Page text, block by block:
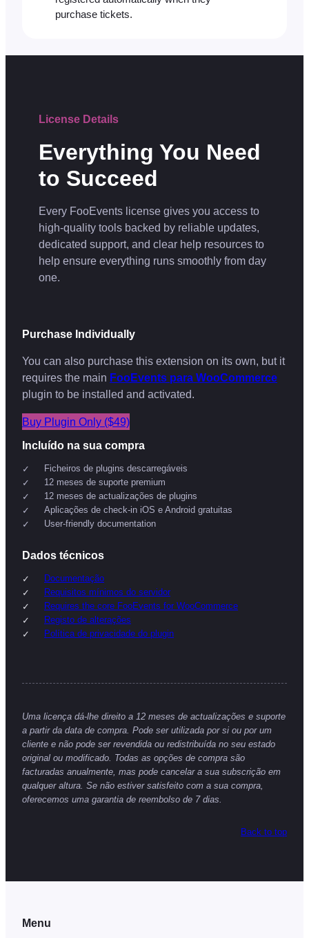
purchase tickets.
License Details
Everything You Need
to Succeed
Every FooEvents license gives you access to
high-quality tools backed by reliable updates,
dedicated support, and clear help resources to
help ensure everything runs smoothly from day
one.
Purchase Individually
You can also purchase this extension on its own, but it
requires the main FooEvents para WooCommerce
plugin to be installed and activated.
Buy Plugin Only ($49)
Incluído na sua compra
Ficheiros de plugins descarregáveis
12 meses de suporte premium
12 meses de actualizações de plugins
Aplicações de check-in iOS e Android gratuitas
User-friendly documentation
Dados técnicos
Documentação
Requisitos mínimos do servidor
Requires the core FooEvents for WooCommerce
Registo de alterações
Política de privacidade do plugin
Uma licença dá-lhe direito a 12 meses de actualizações e suporte
a partir da data de compra. Pode ser utilizada por si ou por um
cliente e não pode ser revendida ou redistribuída no seu estado
original ou modificado. Todas as opções de compra são
facturadas anualmente, mas pode cancelar a sua subscrição em
qualquer altura. Se não estiver satisfeito com a sua compra,
oferecemos uma garantia de reembolso de 7 dias.
Back to top
Menu